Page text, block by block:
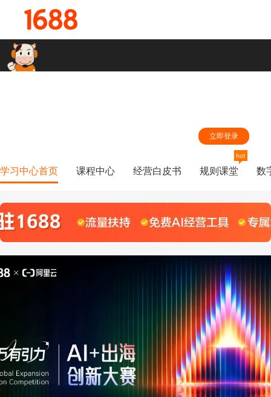
立即登录
学习中心首页 课程中心 经营白皮书 规则课堂
hot
数